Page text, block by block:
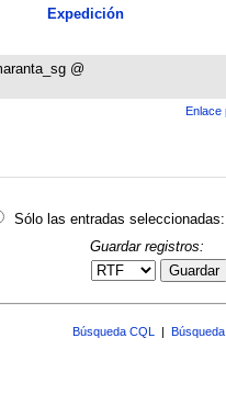
Expedición
@
Enlace
Sólo las entradas seleccionadas:
Guardar registros:
Guardar
Búsqueda CQL